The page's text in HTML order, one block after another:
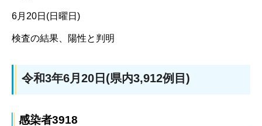
6月20日(日曜日)
検査の結果、陽性と判明
令和3年6月20日(県内3,912例目)
感染者3918